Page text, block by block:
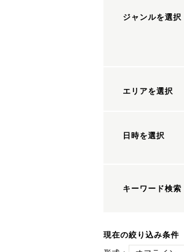
ジャンルを選択
エリアを選択
日時を選択
キーワード検索
現在の絞り込み条件